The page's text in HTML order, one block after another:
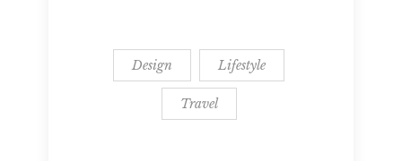
Design Lifestyle
Travel